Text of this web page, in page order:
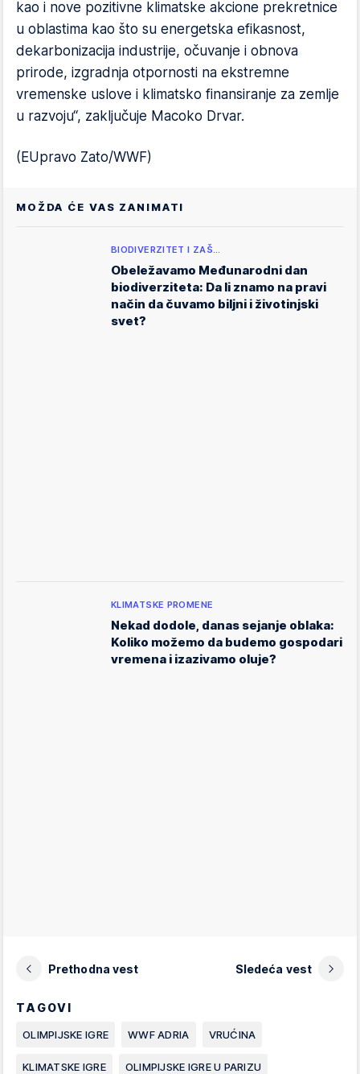
kao i nove pozitivne klimatske akcione prekretnice
u oblastima kao što su energetska efikasnost,
dekarbonizacija industrije, očuvanje i obnova
prirode, izgradnja otpornosti na ekstremne
vremenske uslove i klimatsko finansiranje za zemlje
u razvoju“, zaključuje Macoko Drvar.
(EUpravo Zato/WWF)
MOŽDA ĆE VAS ZANIMATI
BIODIVERZITET I ZAŠ…
Obeležavamo Međunarodni dan
biodiverziteta: Da li znamo na pravi
način da čuvamo biljni i životinjski
svet?
KLIMATSKE PROMENE
Nekad dodole, danas sejanje oblaka:
Koliko možemo da budemo gospodari
vremena i izazivamo oluje?
Prethodna vest Sledeća vest
TAGOVI
OLIMPIJSKE IGRE WWF ADRIA VRUĆINA
KLIMATSKE IGRE OLIMPIJSKE IGRE U PARIZU